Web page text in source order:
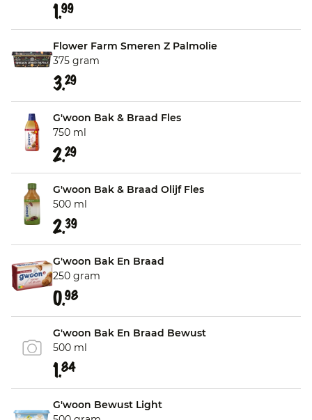
1.99
Flower Farm Smeren Z Palmolie
375 gram
3.29
G'woon Bak & Braad Fles
750 ml
2.29
G'woon Bak & Braad Olijf Fles
500 ml
2.39
G'woon Bak En Braad
250 gram
0.98
G'woon Bak En Braad Bewust
500 ml
1.84
G'woon Bewust Light